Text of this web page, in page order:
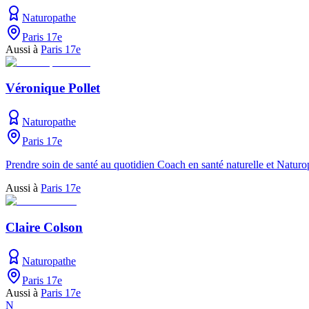
Naturopathe
Paris 17e
Aussi à Paris 17e
Véronique Pollet
Naturopathe
Paris 17e
Prendre soin de santé au quotidien Coach en santé naturelle et
Aussi à Paris 17e
Claire Colson
Naturopathe
Paris 17e
Aussi à Paris 17e
N